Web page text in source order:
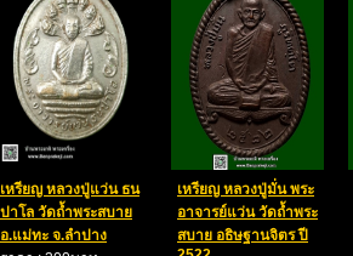
เหรียญ หลวงปู่แว่น ธน
ปาโล วัดถ้ำพระสบาย
อ.แม่ทะ จ.ลำปาง
เหรียญ หลวงปู่มั่น พระ
อาจารย์แว่น วัดถ้ำพระ
สบาย อธิษฐานจิตร ปี